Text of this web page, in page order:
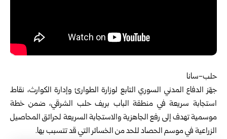
حلب-سانا
جهّز الدفاع المدني السوري التابع لوزارة الطوارئ وإدارة الكوارث، نقاط
استجابة سريعة في منطقة الباب بريف حلب الشرقي، ضمن خطة
موسمية تهدف إلى رفع الجاهزية والاستجابة السريعة لحرائق المحاصيل
الزراعية في موسم الحصاد للحد من الخسائر التي قد تتسبب بها.